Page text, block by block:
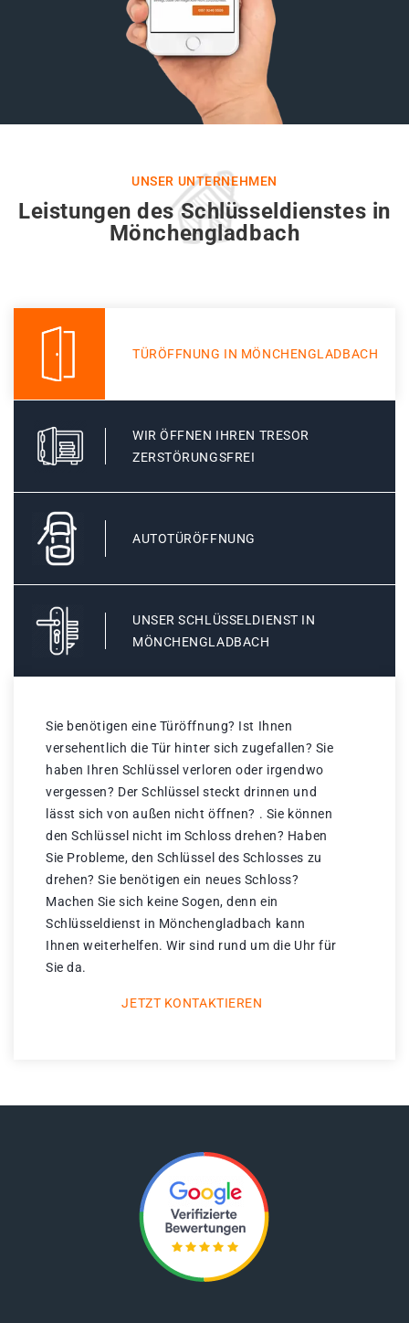
UNSER UNTERNEHMEN
Leistungen des Schlüsseldienstes in
Mönchengladbach
TÜRÖFFNUNG IN MÖNCHENGLADBACH
WIR ÖFFNEN IHREN TRESOR
ZERSTÖRUNGSFREI
AUTOTÜRÖFFNUNG
UNSER SCHLÜSSELDIENST IN
MÖNCHENGLADBACH
Sie benötigen eine Türöffnung? Ist Ihnen
versehentlich die Tür hinter sich zugefallen? Sie
haben Ihren Schlüssel verloren oder irgendwo
vergessen? Der Schlüssel steckt drinnen und
lässt sich von außen nicht öffnen? . Sie können
den Schlüssel nicht im Schloss drehen? Haben
Sie Probleme, den Schlüssel des Schlosses zu
drehen? Sie benötigen ein neues Schloss?
Machen Sie sich keine Sogen, denn ein
Schlüsseldienst in Mönchengladbach kann
Ihnen weiterhelfen. Wir sind rund um die Uhr für
Sie da.
JETZT KONTAKTIEREN